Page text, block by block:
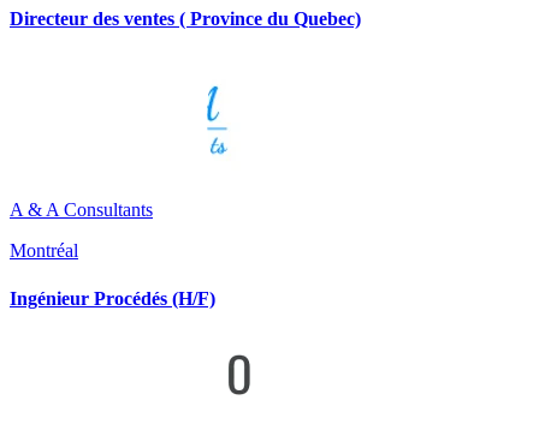
Directeur des ventes ( Province du Quebec)
A & A Consultants
Montréal
Ingénieur Procédés (H/F)